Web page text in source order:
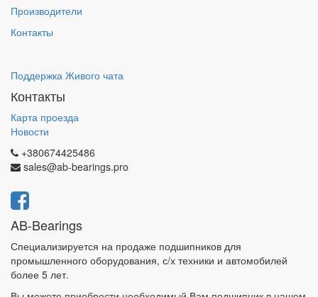
Производители
Контакты
Поддержка Живого чата
Контакты
Карта проезда
Новости
+380674425486
sales@ab-bearings.pro
AB-Bearings
Специализируется на продаже подшипников для
промышленного оборудования, с/х техники и автомобилей
более 5 лет.